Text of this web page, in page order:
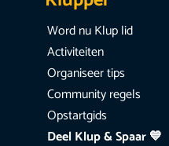
Word nu Klup lid
Activiteiten
Organiseer tips
Community regels
Opstartgids
Deel Klup & Spaar 💙